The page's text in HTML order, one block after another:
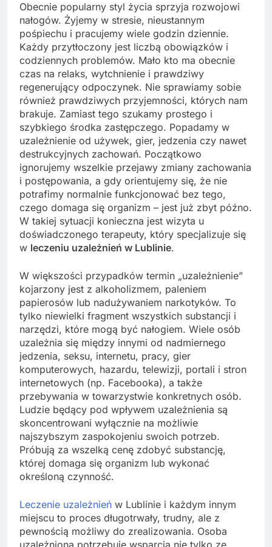
Obecnie popularny styl życia sprzyja rozwojowi
nałogów. Żyjemy w stresie, nieustannym
pośpiechu i pracujemy wiele godzin dziennie.
Każdy przytłoczony jest liczbą obowiązków i
codziennych problemów. Mało kto ma obecnie
czas na relaks, wytchnienie i prawdziwy
regenerujący odpoczynek. Nie sprawiamy sobie
również prawdziwych przyjemności, których nam
brakuje. Zamiast tego szukamy prostego i
szybkiego środka zastępczego. Popadamy w
uzależnienie od używek, gier, jedzenia czy nawet
destrukcyjnych zachowań. Początkowo
ignorujemy wszelkie przejawy zmiany zachowania
i postępowania, a gdy orientujemy się, że nie
potrafimy normalnie funkcjonować bez tego,
czego domaga się organizm – jest już zbyt późno.
W takiej sytuacji konieczna jest wizyta u
doświadczonego terapeuty, który specjalizuje się
w leczeniu uzależnień w Lublinie.
W większości przypadków termin „uzależnienie”
kojarzony jest z alkoholizmem, paleniem
papierosów lub nadużywaniem narkotyków. To
tylko niewielki fragment wszystkich substancji i
narzędzi, które mogą być nałogiem. Wiele osób
uzależnia się między innymi od nadmiernego
jedzenia, seksu, internetu, pracy, gier
komputerowych, hazardu, telewizji, portali i stron
internetowych (np. Facebooka), a także
przebywania w towarzystwie konkretnych osób.
Ludzie będący pod wpływem uzależnienia są
skoncentrowani wyłącznie na możliwie
najszybszym zaspokojeniu swoich potrzeb.
Próbują za wszelką cenę zdobyć substancję,
której domaga się organizm lub wykonać
określoną czynność.
Leczenie uzależnień w Lublinie i każdym innym
miejscu to proces długotrwały, trudny, ale z
pewnością możliwy do zrealizowania. Osoba